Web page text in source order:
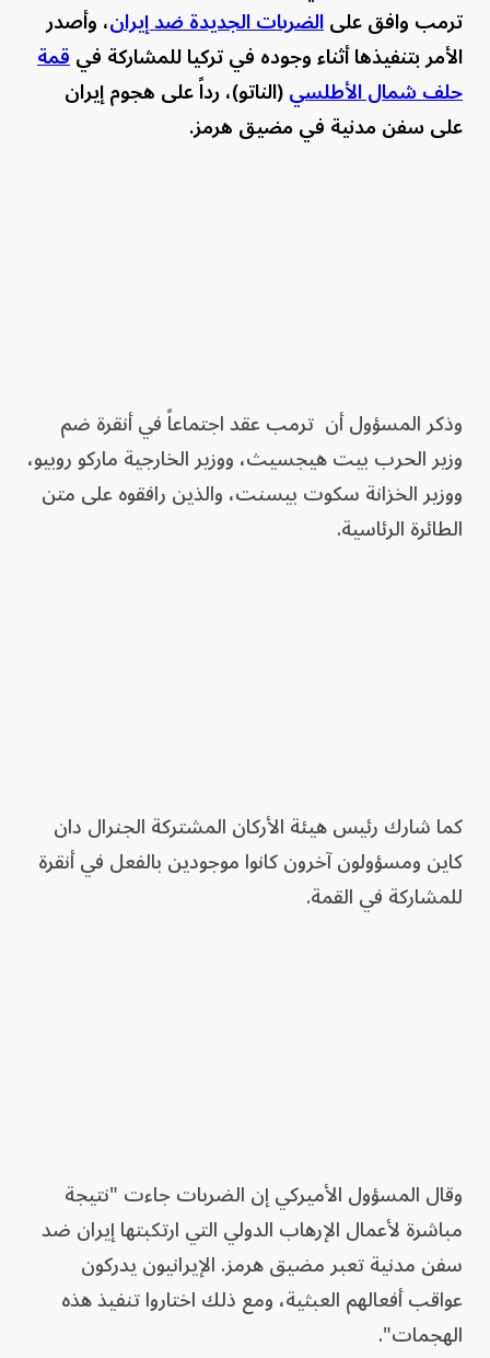
ترمب وافق علىالضربات الجديدة ضد إيران، وأصدر
الأمر بتنفيذها أثناء وجوده في تركيا للمشاركة فيقمة
حلف شمال الأطلسي(الناتو)، رداً على هجوم إيران
على سفن مدنية في مضيق هرمز.
وذكر المسؤول أن ترمب عقد اجتماعاً في أنقرة ضم
وزير الحرب بيت هيجسيث، ووزير الخارجية ماركو روبيو،
ووزير الخزانة سكوت بيسنت، والذين رافقوه على متن
الطائرة الرئاسية.
كما شارك رئيس هيئة الأركان المشتركة الجنرال دان
كاين ومسؤولون آخرون كانوا موجودين بالفعل في أنقرة
للمشاركة في القمة.
وقال المسؤول الأميركي إن الضربات جاءت "نتيجة
مباشرة لأعمال الإرهاب الدولي التي ارتكبتها إيران ضد
سفن مدنية تعبر مضيق هرمز. الإيرانيون يدركون
عواقب أفعالهم العبثية، ومع ذلك اختاروا تنفيذ هذه
الهجمات".